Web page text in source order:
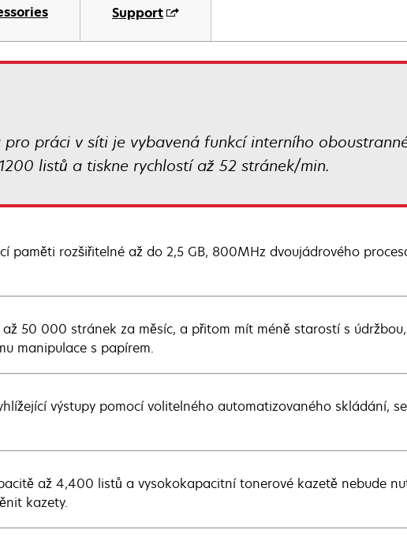
Support
práci v síti je vybavená funkcí interního
listů a tiskne rychlostí až 52 stránek/min.
paměti rozšiřitelné až do 2,5 GB, 800MHz dvoujádrového
50 000 stránek za měsíc, a přitom mít méně starostí s
manipulace s papírem.
výstupy pomocí volitelného automatizovaného skládání,
až 4,400 listů a vysokokapacitní tonerové kazetě nebude
kazety.